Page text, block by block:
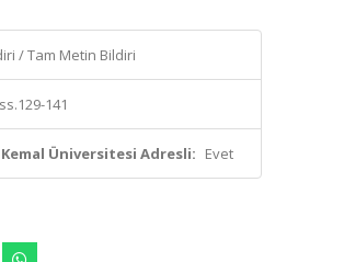
/ Tam Metin Bildiri
ss.129-141
Üniversitesi Adresli: Evet